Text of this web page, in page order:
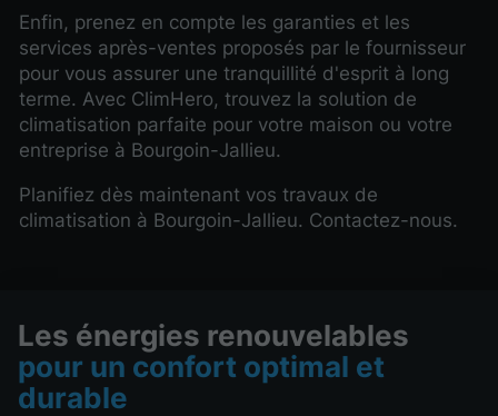
Enfin, prenez en compte les garanties et les
services après-ventes proposés par le fournisseur
pour vous assurer une tranquillité d'esprit à long
terme. Avec ClimHero, trouvez la solution de
climatisation parfaite pour votre maison ou votre
entreprise à Bourgoin-Jallieu.
Planifiez dès maintenant vos travaux de
climatisation à Bourgoin-Jallieu. Contactez-nous.
Les énergies renouvelables
pour un confort optimal et
durable